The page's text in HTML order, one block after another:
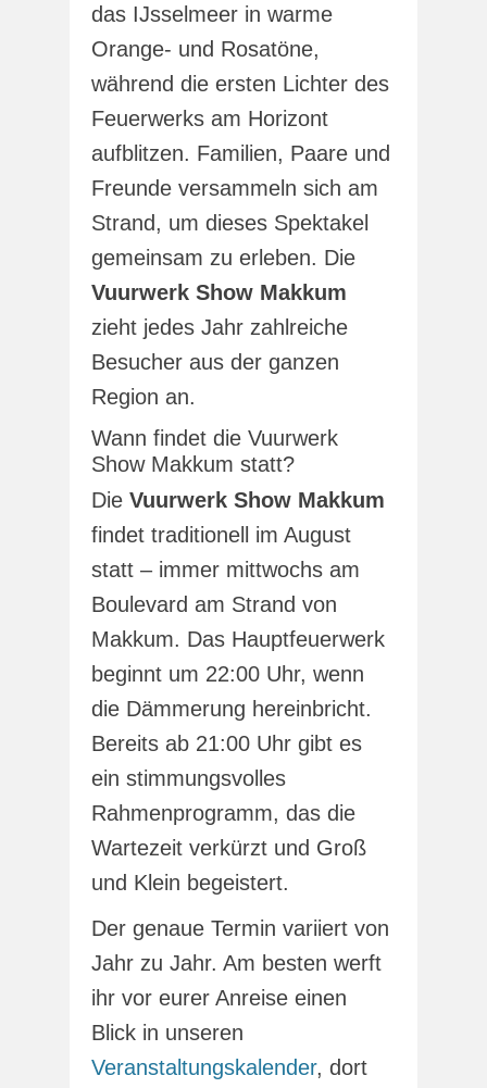
das IJsselmeer in warme
Orange- und Rosatöne,
während die ersten Lichter des
Feuerwerks am Horizont
aufblitzen. Familien, Paare und
Freunde versammeln sich am
Strand, um dieses Spektakel
gemeinsam zu erleben. Die
Vuurwerk Show Makkum
zieht jedes Jahr zahlreiche
Besucher aus der ganzen
Region an.
Wann findet die Vuurwerk
Show Makkum statt?
Die Vuurwerk Show Makkum
findet traditionell im August
statt – immer mittwochs am
Boulevard am Strand von
Makkum. Das Hauptfeuerwerk
beginnt um 22:00 Uhr, wenn
die Dämmerung hereinbricht.
Bereits ab 21:00 Uhr gibt es
ein stimmungsvolles
Rahmenprogramm, das die
Wartezeit verkürzt und Groß
und Klein begeistert.
Der genaue Termin variiert von
Jahr zu Jahr. Am besten werft
ihr vor eurer Anreise einen
Blick in unseren
Veranstaltungskalender, dort